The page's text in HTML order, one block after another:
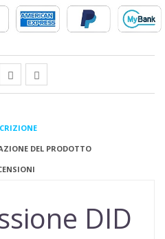
DEL PRODOTTO
DID